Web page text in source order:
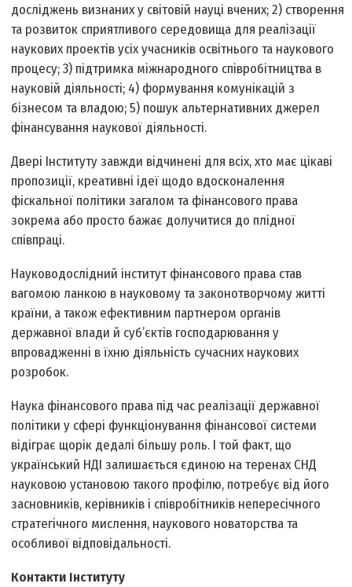
досліджень визнаних у світовій науці вчених; 2) створення
та розвиток сприятливого середовища для реалізації
наукових проектів усіх учасників освітнього та наукового
процесу; 3) підтримка міжнародного співробітництва в
науковій діяльності; 4) формування комунікацій з
бізнесом та владою; 5) пошук альтернативних джерел
фінансування наукової діяльності.
Двері Інституту завжди відчинені для всіх, хто має цікаві
пропозиції, креативні ідеї щодо вдосконалення
фіскальної політики загалом та фінансового права
зокрема або просто бажає долучитися до плідної
співпраці.
Науково­дослідний інститут фінансового права став
вагомою ланкою в науковому та законотворчому житті
країни, а також ефективним партнером органів
державної влади й суб’єктів господарювання у
впровадженні в їхню діяльність сучасних наукових
розробок.
Наука фінансового права під час реалізації державної
політики у сфері функціонування фінансової системи
відіграє щорік дедалі більшу роль. І той факт, що
український НДІ залишається єдиною на теренах СНД
науковою установою такого профілю, потребує від його
засновників, керівників і співробітників непересічного
стратегічного мислення, наукового новаторства та
особливої відповідальності.
Контакти Інституту